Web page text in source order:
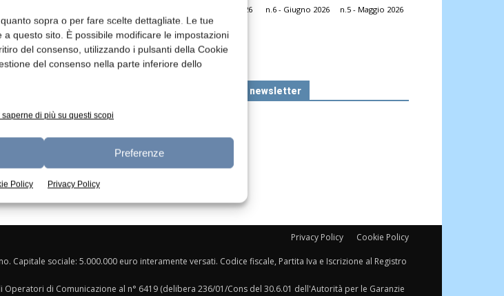
sopra o per fare scelte dettagliate. Le tue
questo sito. È possibile modificare le impostazioni
del consenso, utilizzando i pulsanti della Cookie
del consenso nella parte inferiore dello
saperne di più su questi scopi
Preferenze
Policy Privacy Policy
n.7 - Luglio 2026 n.6 - Giugno 2026 n.5 - Maggio 2026
Edicola Web
Iscriviti alla newsletter
Privacy Policy Cookie Policy
Capitale sociale: 5.000.000 euro interamente versati. Codice fiscale, Partita Iva e Iscrizione al Registro
di Comunicazione al n° 6419 (delibera 236/01/Cons del 30.6.01 dell'Autorità per le Garanzie